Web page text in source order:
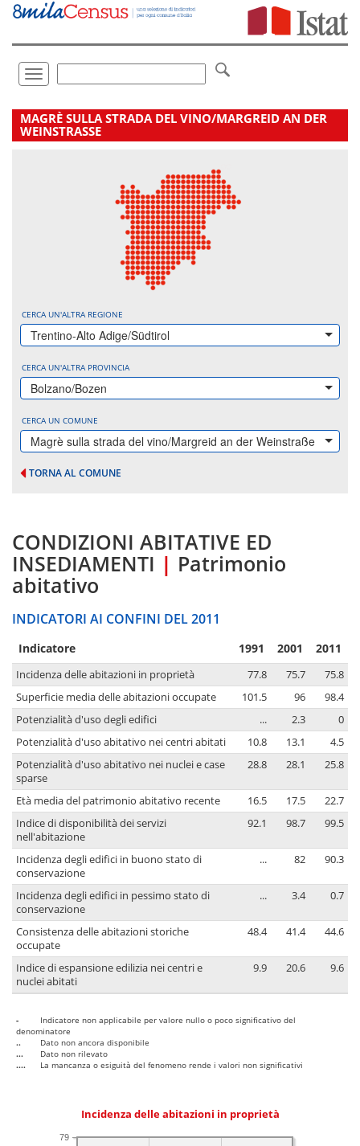
Vai
direttamente
Toggle
navigation
.
MAGRÈ SULLA STRADA DEL VINO/MARGREID AN DER
WEINSTRASSE
CERCA UN'ALTRA REGIONE
Trentino-Alto Adige/Südtirol
CERCA UN'ALTRA PROVINCIA
Bolzano/Bozen
CERCA UN COMUNE
Magrè sulla strada del vino/Margreid an der Weinstraße
TORNA AL COMUNE
CONDIZIONI ABITATIVE ED
INSEDIAMENTI | Patrimonio
abitativo
INDICATORI AI CONFINI DEL 2011
Indicatore 1991 2001 2011
Incidenza delle abitazioni in proprietà 77.8 75.7
75.8
Superficie media delle abitazioni occupate
101.5 96
98.4
Potenzialità d'uso degli edifici
... 2.3
0
Potenzialità d'uso abitativo nei centri abitati
10.8 13.1
4.5
Potenzialità d'uso abitativo nei nuclei e case
sparse
28.8 28.1 25.8
Età media del patrimonio abitativo recente 16.5 17.5
22.7
Indice di disponibilità dei servizi
nell'abitazione
92.1 98.7 99.5
Incidenza degli edifici in buono stato di
conservazione
... 82 90.3
Incidenza degli edifici in pessimo stato di
conservazione
... 3.4 0.7
Consistenza delle abitazioni storiche
occupate
48.4 41.4 44.6
Indice di espansione edilizia nei centri e
nuclei abitati
9.9 20.6 9.6
-
Indicatore non applicabile per valore nullo o poco significativo del
denominatore
..
Dato non ancora disponibile
...
Dato non rilevato
....
La mancanza o esiguità del fenomeno rende i valori non significativi
Incidenza delle abitazioni in proprietà
79